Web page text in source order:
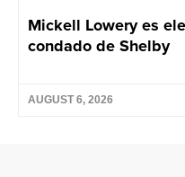
Mickell Lowery es
condado de Shelby
AUGUST 6, 2026